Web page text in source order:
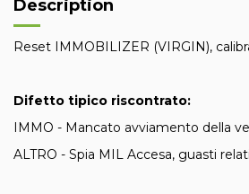
Description
Reset IMMOBILIZER (VIRGIN),
Difetto tipico riscontrato:
IMMO - Mancato avviamento della
ALTRO - Spia MIL Accesa, guasti